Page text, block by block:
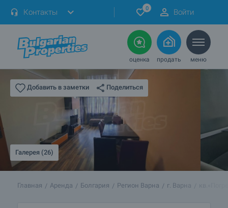
Контакты 0 Войти
оценка продать меню
Добавить в заметки Поделиться
Галерея (26)
Главная Аренда Болгария Регион Варна г. Варна